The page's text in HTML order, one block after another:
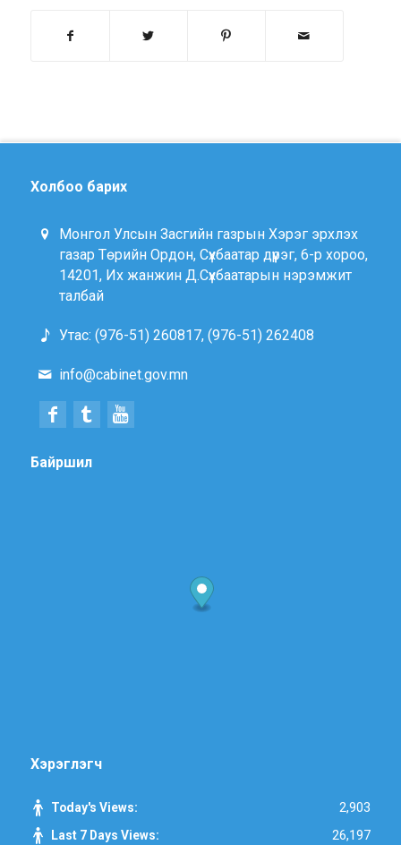
Холбоо барих
Монгол Улсын Засгийн газрын Хэрэг эрхлэх
газар Төрийн Ордон, Сүхбаатар дүүрэг, 6-р хороо,
14201, Их жанжин Д.Сүхбаатарын нэрэмжит
талбай
Утас: (976-51) 260817, (976-51) 262408
info@cabinet.gov.mn
Байршил
Хэрэглэгч
Today's Views: 2,903
Last 7 Days Views: 26,197